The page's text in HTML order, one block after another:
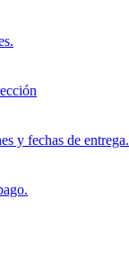
y fechas de entrega.